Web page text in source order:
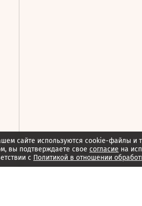
сайте используются cookie-файлы и
вы подтверждаете свое согласие на
с Политикой в отношении